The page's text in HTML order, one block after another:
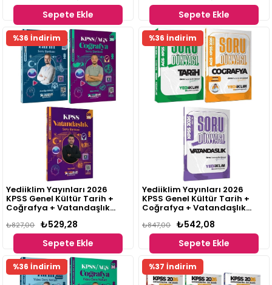
Sepete Ekle Sepete Ekle
Yediiklim Yayınları 2026
KPSS Genel Kültür Tarih +
Coğrafya + Vatandaşlık
Atölye Soru Bankası Seti 3
Kitap ₺529,28
₺827,00
Sepete Ekle
%36 İndirim
Yediiklim Yayınları 2026
KPSS Genel Kültür Tarih +
Coğrafya + Vatandaşlık
Soru Dünyası Soru Bankası
Seti 3 Kitap₺542,08
₺847,00
Sepete Ekle
%36 İndirim
%36 İndirim %37 İndirim